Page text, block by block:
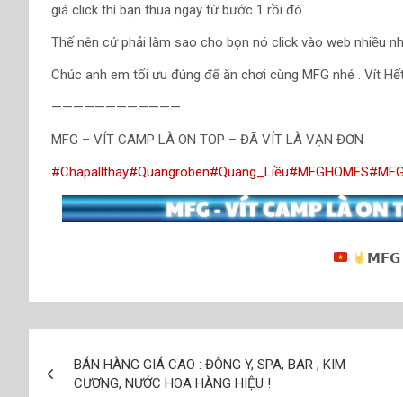
giá click thì bạn thua ngay từ bước 1 rồi đó .
Thế nên cứ phải làm sao cho bọn nó click vào web nhiều
Chúc anh em tối ưu đúng để ăn chơi cùng MFG nhé . Vít
————————————
MFG – VÍT CAMP LÀ ON TOP – ĐÃ VÍT LÀ VẠN ĐƠN
#Chapallthay#Quangroben#Quang_Liều#MFGHOMES#MFG
𝗠𝗙𝗚
hướng
BÁN HÀNG GIÁ CAO : ĐÔNG Y, SPA, BAR , KIM
CƯƠNG, NƯỚC HOA HÀNG HIỆU !